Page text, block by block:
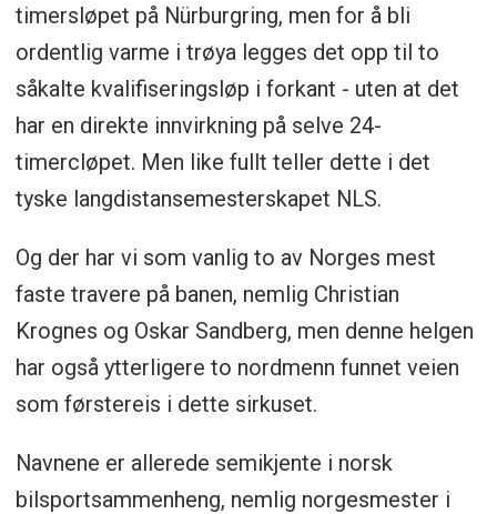
timersløpet på Nürburgring, men for å bli
ordentlig varme i trøya legges det opp til to
såkalte kvalifiseringsløp i forkant - uten at det
har en direkte innvirkning på selve 24-
timercløpet. Men like fullt teller dette i det
tyske langdistansemesterskapet NLS.
Og der har vi som vanlig to av Norges mest
faste travere på banen, nemlig Christian
Krognes og Oskar Sandberg, men denne helgen
har også ytterligere to nordmenn funnet veien
som førstereis i dette sirkuset.
Navnene er allerede semikjente i norsk
bilsportsammenheng, nemlig norgesmester i